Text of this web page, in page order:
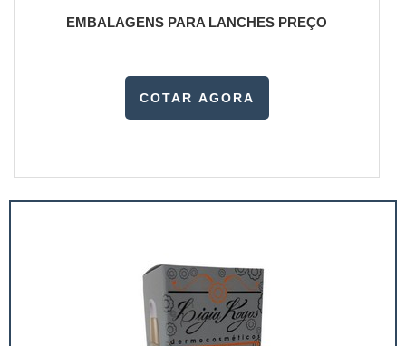
EMBALAGENS PARA LANCHES PREÇO
COTAR AGORA